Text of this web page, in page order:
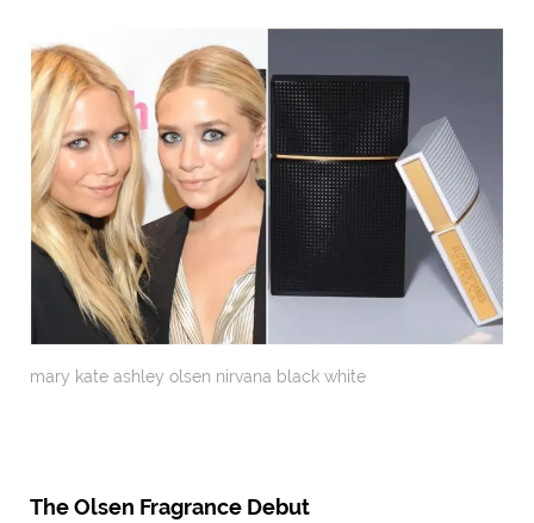
mary kate ashley olsen nirvana black white
The Olsen Fragrance Debut